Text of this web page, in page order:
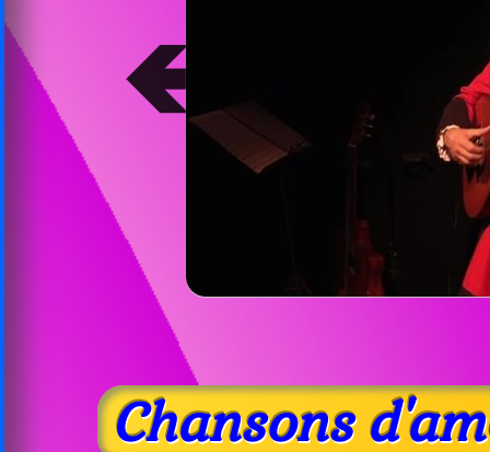
➔
Chansons